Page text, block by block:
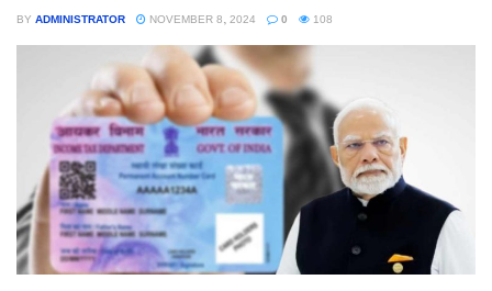
BY ADMINISTRATOR NOVEMBER 8, 2024 0 108